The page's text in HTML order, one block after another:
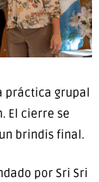
práctica grupal
El cierre se
brindis final.
por Sri Sri